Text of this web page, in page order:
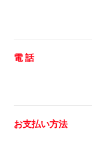
電 話
お支払い方法